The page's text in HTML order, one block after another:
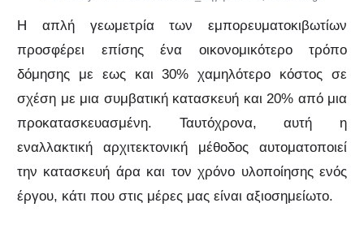
Η απλή γεωμετρία των εμπορευματοκιβωτίων
προσφέρει επίσης ένα οικονομικότερο τρόπο
δόμησης με εως και 30% χαμηλότερο κόστος σε
σχέση με μια συμβατική κατασκευή και 20% από μια
προκατασκευασμένη. Ταυτόχρονα, αυτή η
εναλλακτική αρχιτεκτονική μέθοδος αυτοματοποιεί
την κατασκευή άρα και τον χρόνο υλοποίησης ενός
έργου, κάτι που στις μέρες μας είναι αξιοσημείωτο.